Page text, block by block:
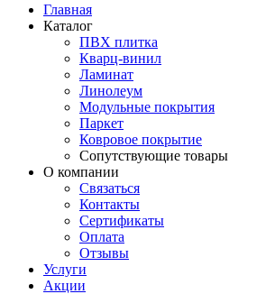
Главная
Каталог
ПВХ плитка
Кварц-винил
Ламинат
Линолеум
Модульные покрытия
Паркет
Ковровое покрытие
Сопутствующие товары
О компании
Связаться
Контакты
Сертификаты
Оплата
Отзывы
Услуги
Акции